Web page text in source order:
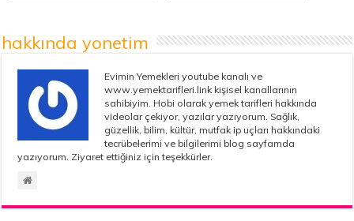
hakkında yonetim
Evimin Yemekleri youtube kanalı ve
www.yemektarifleri.link kişisel kanallarının
sahibiyim. Hobi olarak yemek tarifleri hakkında
videolar çekiyor, yazılar yazıyorum. Sağlık,
güzellik, bilim, kültür, mutfak ip uçları hakkındaki
tecrübelerimi ve bilgilerimi blog sayfamda
yazıyorum. Ziyaret ettiğiniz için teşekkürler.